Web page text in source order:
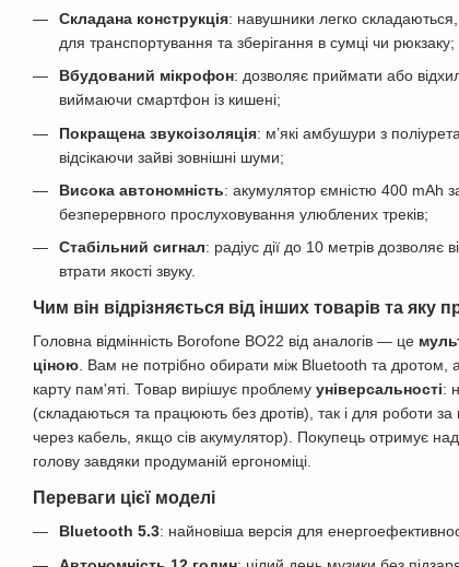
Складана конструкція: навушники легко
для транспортування та зберігання в сумці чи рюкзаку;
Вбудований мікрофон: дозволяє приймати або
виймаючи смартфон із кишені;
Покращена звукоізоляція: м’які амбушури з
відсікаючи зайві зовнішні шуми;
Висока автономність: акумулятор ємністю 400 mAh
безперервного прослуховування улюблених треків;
Стабільний сигнал: радіус дії до 10 метрів дозволяє
втрати якості звуку.
Чим він відрізняється від інших товарів та яку
Головна відмінність Borofone BO22 від аналогів — це
ціною. Вам не потрібно обирати між Bluetooth та дротом,
карту пам'яті. Товар вирішує проблему універсальності:
(складаються та працюють без дротів), так і для роботи
через кабель, якщо сів акумулятор). Покупець отримує
голову завдяки продуманій ергономіці.
Переваги цієї моделі
Bluetooth 5.3: найновіша версія для